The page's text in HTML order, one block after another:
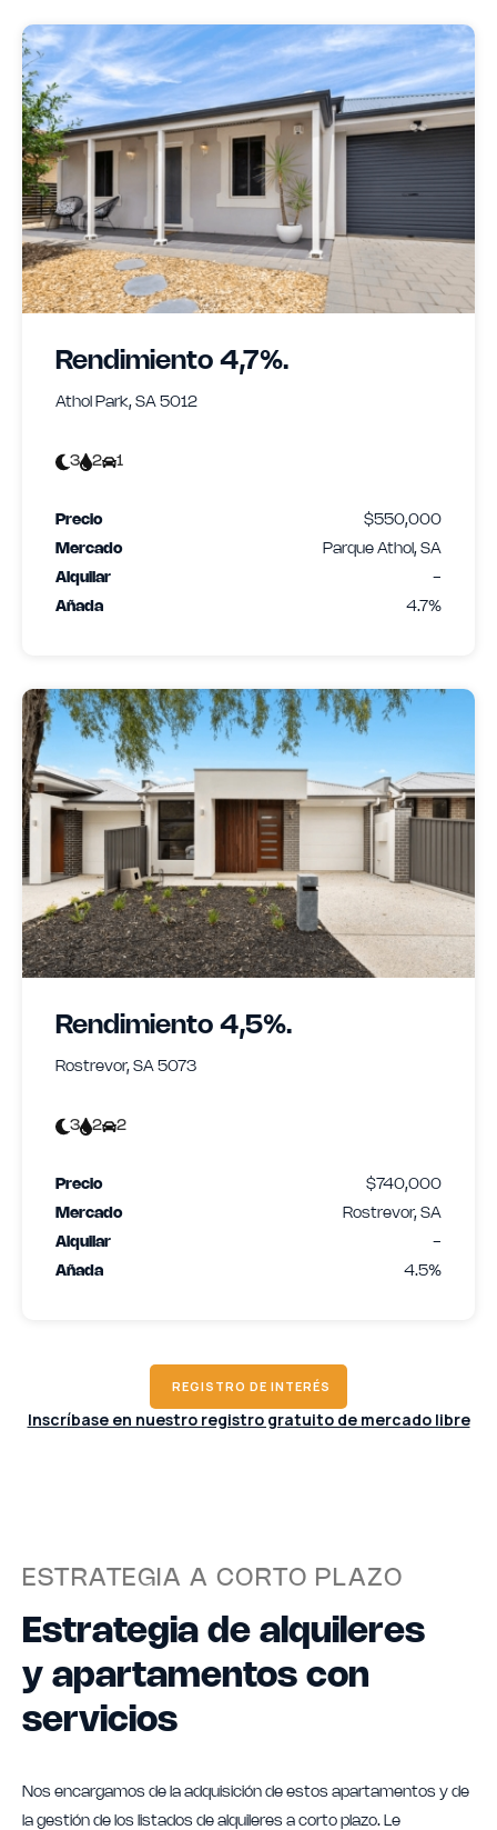
Rendimiento 4,7%.
Athol Park, SA 5012
3 2 1
Precio
$550,000
Mercado
Parque Athol, SA
Alquilar
-
Añada
4.7%
Rendimiento 4,5%.
Rostrevor, SA 5073
3 2 2
Precio
$740,000
Mercado
Rostrevor, SA
Alquilar
-
Añada
4.5%
REGISTRO DE INTERÉS
Inscríbase en nuestro registro gratuito de mercado libre
ESTRATEGIA A CORTO PLAZO
Estrategia de alquileres
y apartamentos con
servicios
Nos encargamos de la adquisición de estos apartamentos y de
la gestión de los listados de alquileres a corto plazo. Le